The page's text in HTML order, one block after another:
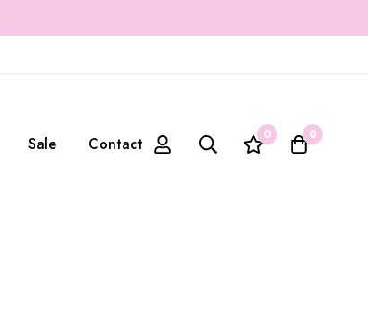
Sale Contact 0 0